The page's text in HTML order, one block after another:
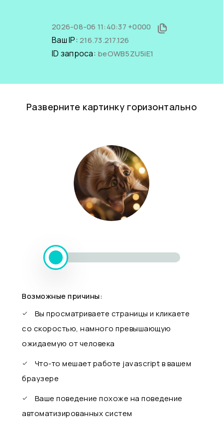
2026-08-06 11:40:37 +0000
Ваш IP: 216.73.217.126
ID запроса: beOWB5ZU5iE1
Разверните картинку горизонтально
Возможные причины:
Вы просматриваете страницы и кликаете
со скоростью, намного превышающую
ожидаемую от человека
Что-то мешает работе javascript в вашем
браузере
Ваше поведение похоже на поведение
автоматизированных систем